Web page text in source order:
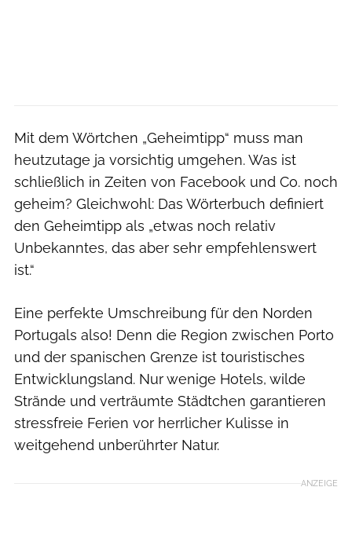
Mit dem Wörtchen „Geheimtipp“ muss man
heutzutage ja vorsichtig umgehen. Was ist
schließlich in Zeiten von Facebook und Co. noch
geheim? Gleichwohl: Das Wörterbuch definiert
den Geheimtipp als „etwas noch relativ
Unbekanntes, das aber sehr empfehlenswert
ist.“
Eine perfekte Umschreibung für den Norden
Portugals also! Denn die Region zwischen Porto
und der spanischen Grenze ist touristisches
Entwicklungsland. Nur wenige Hotels, wilde
Strände und verträumte Städtchen garantieren
stressfreie Ferien vor herrlicher Kulisse in
weitgehend unberührter Natur.
ANZEIGE